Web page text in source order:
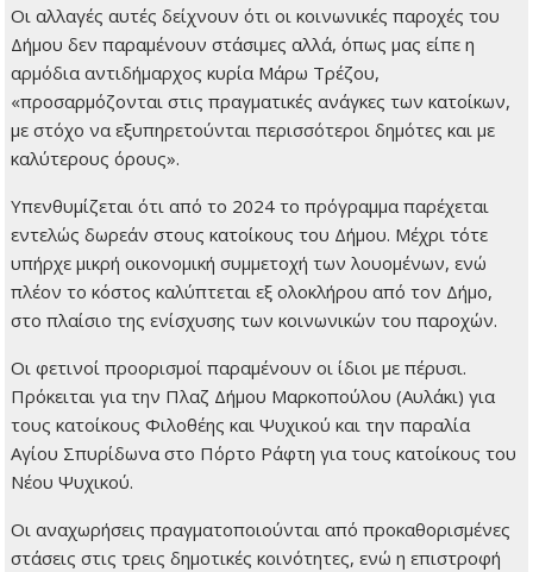
Οι αλλαγές αυτές δείχνουν ότι οι κοινωνικές παροχές του
Δήμου δεν παραμένουν στάσιμες αλλά, όπως μας είπε η
αρμόδια αντιδήμαρχος κυρία Μάρω Τρέζου,
«προσαρμόζονται στις πραγματικές ανάγκες των κατοίκων,
με στόχο να εξυπηρετούνται περισσότεροι δημότες και με
καλύτερους όρους».
Υπενθυμίζεται ότι από το 2024 το πρόγραμμα παρέχεται
εντελώς δωρεάν στους κατοίκους του Δήμου. Μέχρι τότε
υπήρχε μικρή οικονομική συμμετοχή των λουομένων, ενώ
πλέον το κόστος καλύπτεται εξ ολοκλήρου από τον Δήμο,
στο πλαίσιο της ενίσχυσης των κοινωνικών του παροχών.
Οι φετινοί προορισμοί παραμένουν οι ίδιοι με πέρυσι.
Πρόκειται για την Πλαζ Δήμου Μαρκοπούλου (Αυλάκι) για
τους κατοίκους Φιλοθέης και Ψυχικού και την παραλία
Αγίου Σπυρίδωνα στο Πόρτο Ράφτη για τους κατοίκους του
Νέου Ψυχικού.
Οι αναχωρήσεις πραγματοποιούνται από προκαθορισμένες
στάσεις στις τρεις δημοτικές κοινότητες, ενώ η επιστροφή